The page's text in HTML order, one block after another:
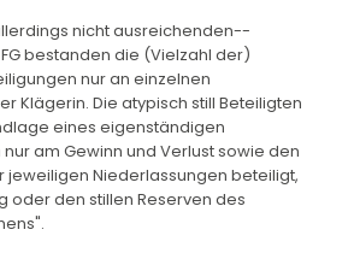
nicht ausreichenden--
bestanden die (Vielzahl der)
nur an einzelnen
Klägerin. Die atypisch still Beteiligten
eines eigenständigen
am Gewinn und Verlust sowie den
jeweiligen Niederlassungen beteiligt,
oder den stillen Reserven des